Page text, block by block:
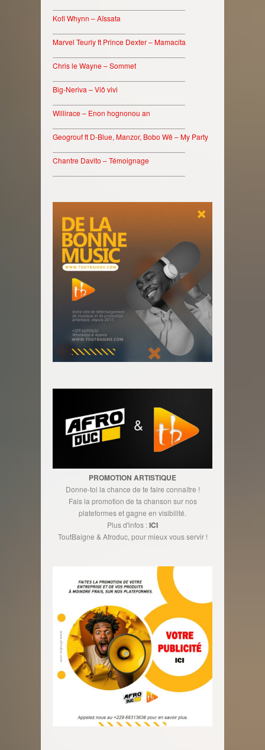
Kofi Whynn – Aïssata
Marvel Teurly ft Prince Dexter – Mamacita
Chris le Wayne – Sommet
Big-Neriva – Viô vivi
Willirace – Enon hognonou an
Geogrouf ft D-Blue, Manzor, Bobo Wê – My Party
Chantre Davito – Témoignage
PROMOTION ARTISTIQUE
Donne-toi la chance de te faire connaître !
Fais la promotion de ta chanson sur nos
plateformes et gagne en visibilité.
Plus d'infos :ICI
ToutBaigne & Afroduc, pour mieux vous servir !